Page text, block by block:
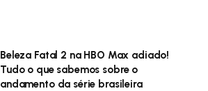
Beleza Fatal 2 na HBO Max adiado!
Tudo o que sabemos sobre o
andamento da série brasileira